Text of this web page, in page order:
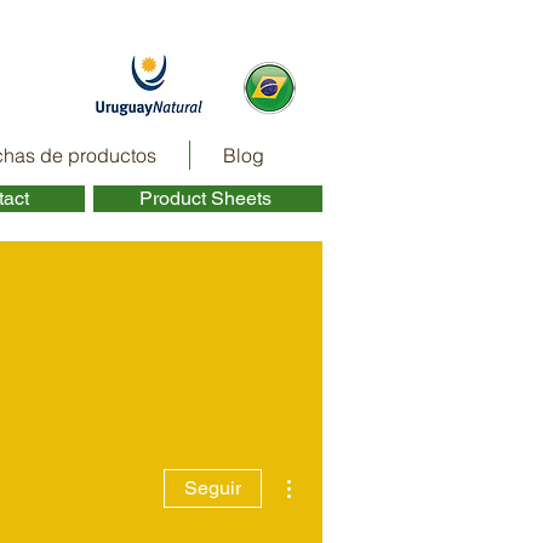
de productos Blog
Product Sheets ​
Seguir